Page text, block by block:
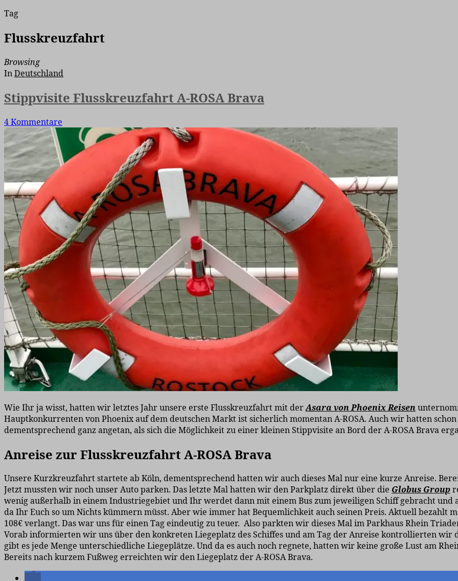
Tag
Flusskreuzfahrt
Browsing
InDeutschland
Stippvisite Flusskreuzfahrt A-ROSA Brava
4 Kommentare
Wie Ihr ja wisst, hatten wir letztes Jahr unsere erste Flusskreuzfahrt mit derAsara von Phoenix Reisen
Hauptkonkurrenten von Phoenix auf dem deutschen Markt ist sicherlich momentan A-ROSA. Auch wir hatten
dementsprechend ganz angetan, als sich die Möglichkeit zu einer kleinen Stippvisite an Bord der A-ROSA Brava
Anreise zur Flusskreuzfahrt A-ROSA Brava
Unsere Kurzkreuzfahrt startete ab Köln, dementsprechend hatten wir auch dieses Mal nur eine kurze Anreise.
Jetzt mussten wir noch unser Auto parken. Das letzte Mal hatten wir den Parkplatz direkt über die Globus Group
wenig außerhalb in einem Industriegebiet und Ihr werdet dann mit einem Bus zum jeweiligen Schiff gebracht und
da Ihr Euch so um Nichts kümmern müsst. Aber wie immer hat Bequemlichkeit auch seinen Preis. Aktuell bezahlt
108€ verlangt. Das war uns für einen Tag eindeutig zu teuer. Also parkten wir dieses Mal im Parkhaus Rhein
Vorab informierten wir uns über den konkreten Liegeplatz des Schiffes und am Tag der Anreise kontrollierten wir
gibt es jede Menge unterschiedliche Liegeplätze. Und da es auch noch regnete, hatten wir keine große Lust am
Bereits nach kurzem Fußweg erreichten wir den Liegeplatz der A-ROSA Brava.